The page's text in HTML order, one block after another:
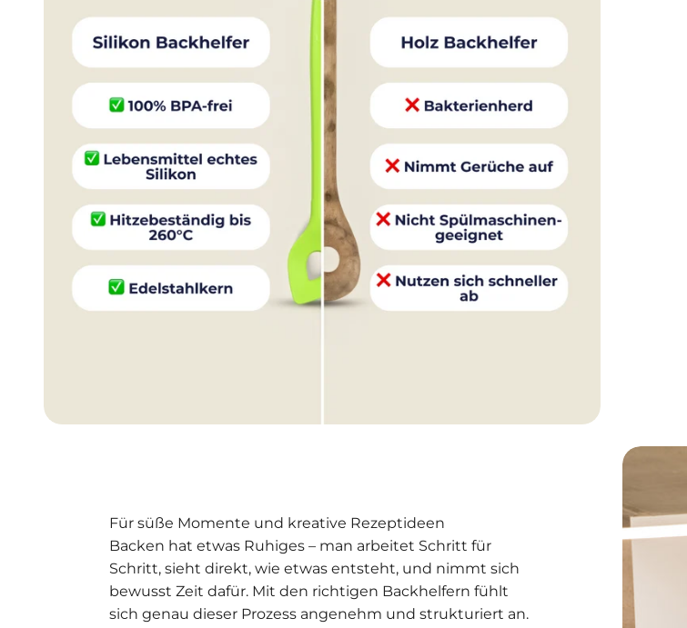
Für süße Momente und kreative Rezeptideen
Backen hat etwas Ruhiges – man arbeitet Schritt für
Schritt, sieht direkt, wie etwas entsteht, und nimmt sich
bewusst Zeit dafür. Mit den richtigen Backhelfern fühlt
sich genau dieser Prozess angenehm und strukturiert an.